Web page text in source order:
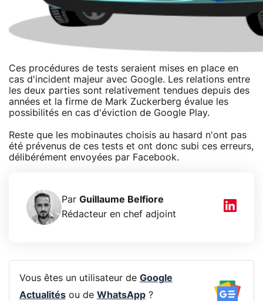
Ces procédures de tests seraient mises en place en
cas d'incident majeur avec Google. Les relations entre
les deux parties sont relativement tendues depuis des
années et la firme de Mark Zuckerberg évalue les
possibilités en cas d'éviction de Google Play.
Reste que les mobinautes choisis au hasard n'ont pas
été prévenus de ces tests et ont donc subi ces erreurs,
délibérément envoyées par Facebook.
Par Guillaume Belfiore
Rédacteur en chef adjoint
Vous êtes un utilisateur de Google
Actualitésou de WhatsApp?